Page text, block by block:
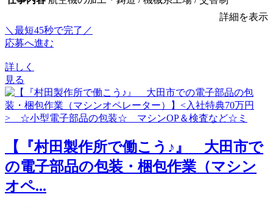
詳細を表示
＼最短45秒で完了／
応募へ進む
詳しく
見る
【『村田製作所で働こう♪』 大田市で
の電子部品の包装・梱包作業（マシン
オペ...